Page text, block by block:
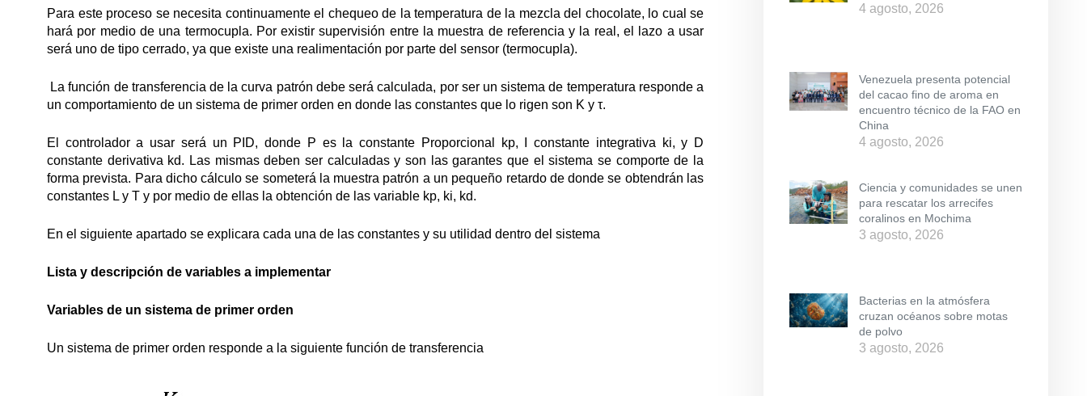
Para este proceso se necesita continuamente el chequeo de la temperatura de la mezcla del chocolate, lo cual se
hará por medio de una termocupla. Por existir supervisión entre la muestra de referencia y la real, el lazo a usar
será uno de tipo cerrado, ya que existe una realimentación por parte del sensor (termocupla).
La función de transferencia de la curva patrón debe será calculada, por ser un sistema de temperatura responde a
un comportamiento de un sistema de primer orden en donde las constantes que lo rigen son K y τ.
El controlador a usar será un PID, donde P es la constante Proporcional kp, I constante integrativa ki, y D
constante derivativa kd. Las mismas deben ser calculadas y son las garantes que el sistema se comporte de la
forma prevista. Para dicho cálculo se someterá la muestra patrón a un pequeño retardo de donde se obtendrán las
constantes L y T y por medio de ellas la obtención de las variable kp, ki, kd.
En el siguiente apartado se explicara cada una de las constantes y su utilidad dentro del sistema
Lista y descripción de variables a implementar
Variables de un sistema de primer orden
Un sistema de primer orden responde a la siguiente función de transferencia
4 agosto, 2026
Venezuela presenta potencial
del cacao fino de aroma en
encuentro técnico de la FAO en
China
4 agosto, 2026
Ciencia y comunidades se unen
para rescatar los arrecifes
coralinos en Mochima
3 agosto, 2026
Bacterias en la atmósfera
cruzan océanos sobre motas
de polvo
3 agosto, 2026